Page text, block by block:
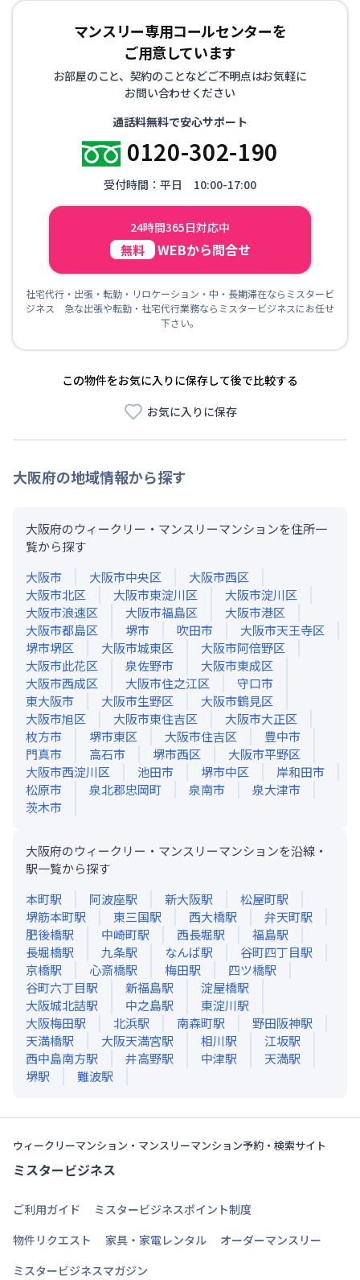
マンスリー専用コールセンターを
ご用意しています
お部屋のこと、契約のことなどご不明点はお気軽に
お問い合わせください
通話料無料で安心サポート
0120-302-190
受付時間：平日 10:00-17:00
24時間365日対応中
無料 WEBから問合せ
社宅代行・出張・転勤・リロケーション・中・長期滞在ならミスタービ
ジネス 急な出張や転勤・社宅代行業務ならミスタービジネスにお任せ
下さい。
この物件をお気に入りに保存して後で比較する
お気に入りに保存
大阪府の地域情報から探す
大阪府のウィークリー・マンスリーマンションを住所一
覧から探す
大阪市
大阪市中央区
大阪市西区
大阪市北区
大阪市東淀川区
大阪市淀川区
大阪市浪速区
大阪市福島区
大阪市港区
大阪市都島区
堺市 吹田市
大阪市天王寺区
堺市堺区
大阪市城東区
大阪市阿倍野区
大阪市此花区
泉佐野市
大阪市東成区
大阪市西成区
大阪市住之江区
守口市
東大阪市
大阪市生野区
大阪市鶴見区
大阪市旭区
大阪市東住吉区
大阪市大正区
枚方市
堺市東区 大阪市住吉区
豊中市
門真市
高石市 堺市西区
大阪市平野区
大阪市西淀川区
池田市 堺市中区
岸和田市
松原市
泉北郡忠岡町 泉南市
泉大津市
茨木市
大阪府のウィークリー・マンスリーマンションを沿線・
駅一覧から探す
本町駅 阿波座駅 新大阪駅 松屋町駅
堺筋本町駅 東三国駅 西大橋駅 弁天町駅
肥後橋駅 中崎町駅 西長堀駅 福島駅
長堀橋駅 九条駅 なんば駅 谷町四丁目駅
京橋駅 心斎橋駅 梅田駅 四ツ橋駅
谷町六丁目駅 新福島駅 淀屋橋駅
大阪城北詰駅 中之島駅 東淀川駅
大阪梅田駅 北浜駅 南森町駅 野田阪神駅
天満橋駅 大阪天満宮駅 相川駅 江坂駅
西中島南方駅 井高野駅 中津駅 天満駅
堺駅 難波駅
ウィークリーマンション・マンスリーマンション予約・検索サイト
ミスタービジネス
ご利用ガイド
ミスタービジネスポイント制度
物件リクエスト
家具・家電レンタル
オーダーマンスリー
ミスタービジネスマガジン